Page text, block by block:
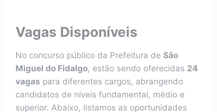
Vagas Disponíveis
No concurso público da Prefeitura de São
Miguel do Fidalgo, estão sendo oferecidas 24
vagas para diferentes cargos, abrangendo
candidatos de níveis fundamental, médio e
superior. Abaixo, listamos as oportunidades